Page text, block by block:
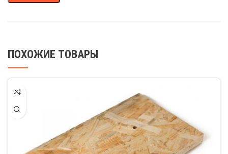
ПОХОЖИЕ ТОВАРЫ